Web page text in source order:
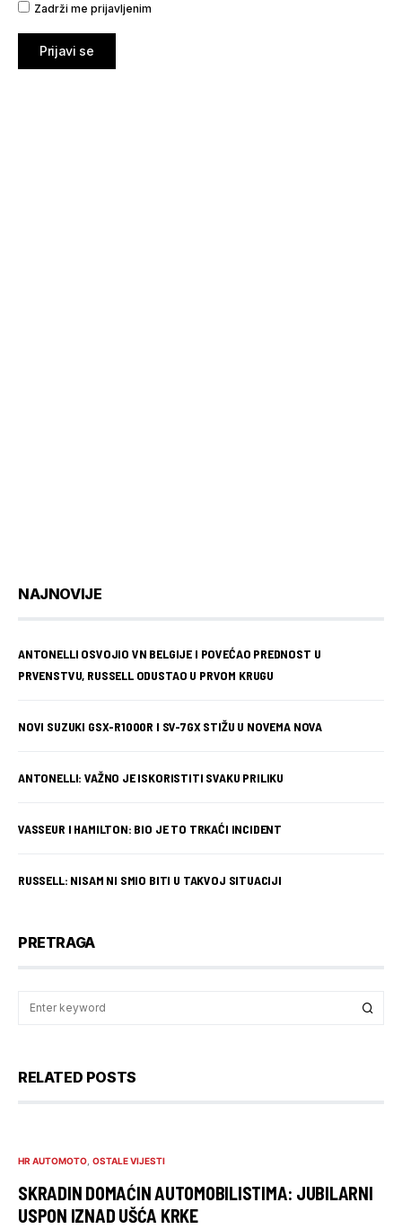
Zadrži me prijavljenim
Prijavi se
NAJNOVIJE
ANTONELLI OSVOJIO VN BELGIJE I POVEĆAO PREDNOST U
PRVENSTVU, RUSSELL ODUSTAO U PRVOM KRUGU
NOVI SUZUKI GSX-R1000R I SV-7GX STIŽU U NOVEMA NOVA
ANTONELLI: VAŽNO JE ISKORISTITI SVAKU PRILIKU
VASSEUR I HAMILTON: BIO JE TO TRKAĆI INCIDENT
RUSSELL: NISAM NI SMIO BITI U TAKVOJ SITUACIJI
PRETRAGA
RELATED POSTS
HR AUTOMOTO OSTALE VIJESTI
SKRADIN DOMAĆIN AUTOMOBILISTIMA: JUBILARNI
USPON IZNAD UŠĆA KRKE